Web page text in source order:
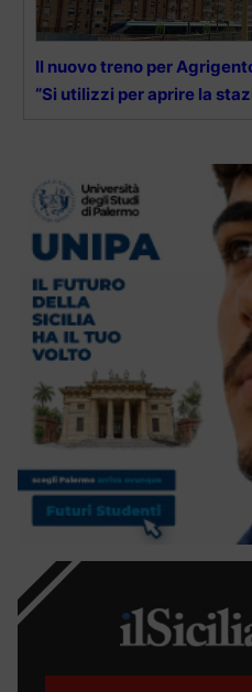
Il nuovo treno per
“Si utilizzi per aprire la